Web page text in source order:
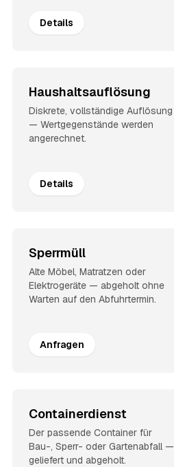
Details
Haushaltsauflösung
Diskrete, vollständige Auflösung
— Wertgegenstände werden
angerechnet.
Details
Sperrmüll
Alte Möbel, Matratzen oder
Elektrogeräte — abgeholt ohne
Warten auf den Abfuhrtermin.
Anfragen
Containerdienst
Der passende Container für
Bau-, Sperr- oder Gartenabfall —
geliefert und abgeholt.